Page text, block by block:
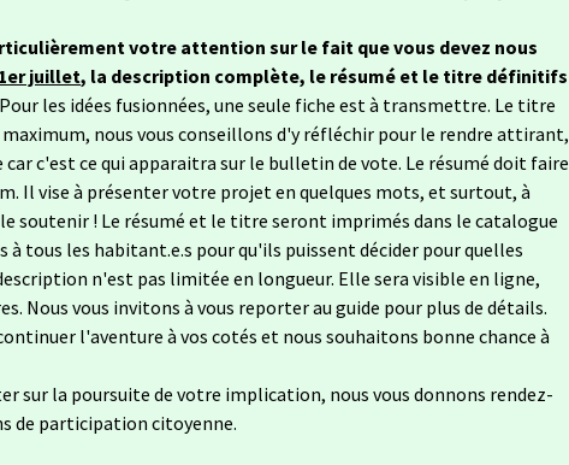
votre attention sur le fait que vous devez nous
juillet, la description complète, le résumé et le titre définitifs
Pour les idées fusionnées, une seule fiche est à transmettre. Le titre
nous vous conseillons d'y réfléchir pour le rendre attirant,
c'est ce qui apparaitra sur le bulletin de vote. Le résumé doit faire
Il vise à présenter votre projet en quelques mots, et surtout, à
le soutenir ! Le résumé et le titre seront imprimés dans le catalogue
à tous les habitant.e.s pour qu'ils puissent décider pour quelles
n'est pas limitée en longueur. Elle sera visible en ligne,
Nous vous invitons à vous reporter au guide pour plus de détails.
l'aventure à vos cotés et nous souhaitons bonne chance à
sur la poursuite de votre implication, nous vous donnons rendez-
de participation citoyenne.